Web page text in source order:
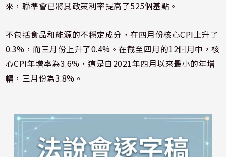
來，聯準會已將其政策利率提高了525個基點。
不包括食品和能源的不穩定成分，在四月份核心CPI上升了
0.3%，而三月份上升了0.4%。在截至四月的12個月中，核
心CPI年增率為3.6%，這是自2021年四月以來最小的年增
幅，三月份為3.8%。